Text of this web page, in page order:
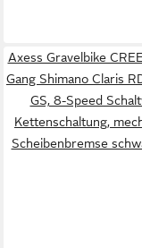
Axess Gravelbike
Gang Shimano Claris
GS, 8-Speed
Kettenschaltung,
Scheibenbremse